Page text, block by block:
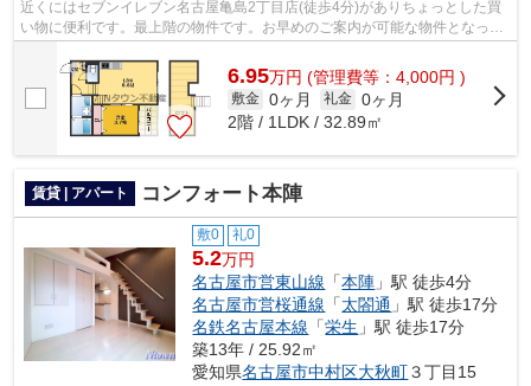
近くにはセブンイレブン名古屋亀島2丁目店(徒歩4分)がありちょっとした買
い物に便利です。最上階の物件です。お早めのご案内が可能な物件となって
6.95万円 (管理費等：4,000円 )
敷金 0ヶ月 礼金 0ヶ月
2階 / 1LDK / 32.89㎡
賃貸 | アパート コンフォート本陣
敷0 礼0
5.2万円
名古屋市営東山線 「本陣 」駅 徒歩4分
名古屋市営桜通線 「太閤通 」駅 徒歩17分
名鉄名古屋本線 「栄生 」駅 徒歩17分
築13年 / 25.92㎡
愛知県名古屋市中村区大秋町３丁目15